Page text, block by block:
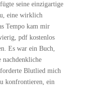
seine einzigartige
eine wirklich
Tempo kam mir
pdf kostenlos
Es war ein Buch,
nachdenkliche
Blutlied mich
konfrontieren, ein